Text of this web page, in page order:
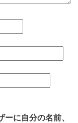
に自分の名前、